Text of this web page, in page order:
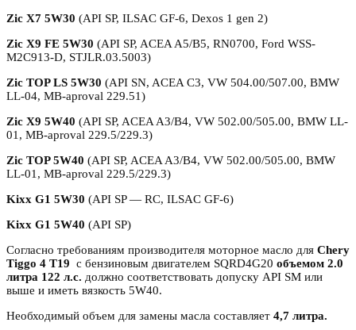
Zic X7 5W30 (API SP, ILSAC GF-6, Dexos 1 gen 2)
Zic X9 FE 5W30 (API SP, ACEA A5/B5, RN0700, Ford WSS-
M2C913-D, STJLR.03.5003)
Zic TOP LS 5W30 (API SN, ACEA C3, VW 504.00/507.00, BMW
LL-04, MB-aproval 229.51)
Zic X9 5W40 (API SP, ACEA A3/B4, VW 502.00/505.00, BMW LL-
01, MB-aproval 229.5/229.3)
Zic TOP 5W40 (API SP, ACEA A3/B4, VW 502.00/505.00, BMW
LL-01, MB-aproval 229.5/229.3)
Kixx G1 5W30 (API SP — RC, ILSAC GF-6)
Kixx G1 5W40 (API SP)
Согласно требованиям производителя моторное масло для Chery
Tiggo 4 T19 с бензиновым двигателем SQRD4G20 объемом 2.0
литра 122 л.с. должно соответствовать допуску API SM или
выше и иметь вязкость 5W40.
Необходимый объем для замены масла составляет 4,7 литра.